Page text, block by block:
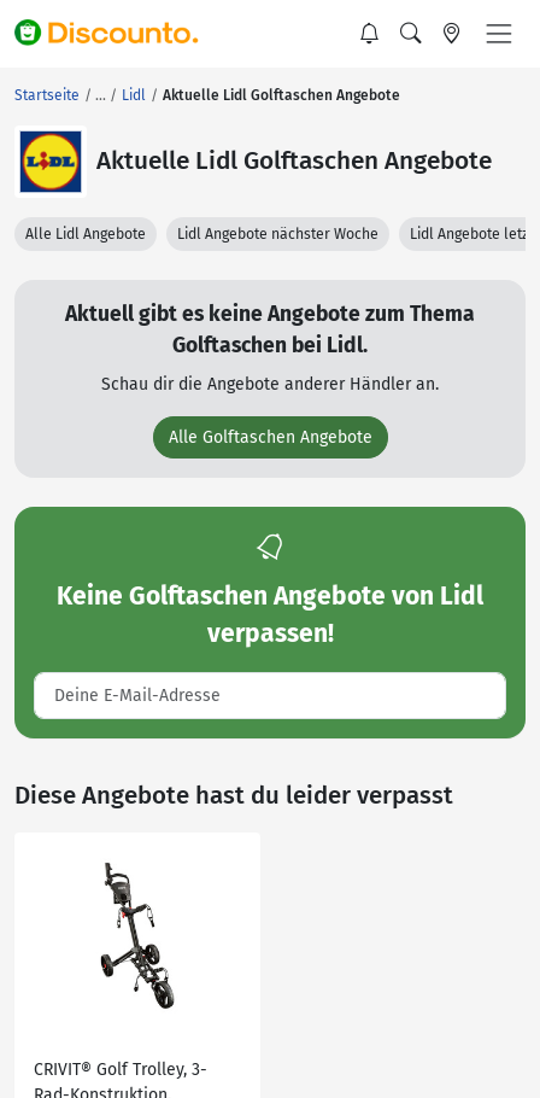
Startseite Lidl Aktuelle Lidl Golftaschen Angebote
Aktuelle Lidl Golftaschen Angebote
Alle Lidl Angebote Lidl Angebote nächster Woche Lidl Angebote
Aktuell gibt es keine Angebote zum Thema
Golftaschen bei Lidl.
Schau dir die Angebote anderer Händler an.
Alle Golftaschen Angebote
Keine Golftaschen Angebote von Lidl
verpassen!
Diese Angebote hast du leider verpasst
CRIVIT® Golf Trolley, 3-